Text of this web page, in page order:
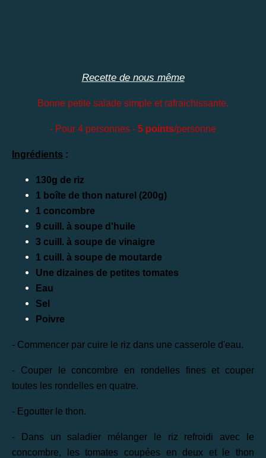
Recette de nous même
Bonne petite salade simple et rafraichissante.
- Pour 4 personnes - 5 points/personne
Ingrédients :
130g de riz
1 boîte de thon naturel (200g)
1 concombre
9 cuill. à soupe d'huile
3 cuill. à soupe de vinaigre
1 cuill. à soupe de moutarde
Une dizaines de petites tomates
Eau
Sel
Poivre
- Commencer par cuire le riz dans une casserole d'eau.
- Couper le concombre en rondelles fines et couper
toutes les rondelles en quatre.
- Egoutter le thon.
- Dans un saladier mélanger le riz refroidi avec le
concombre, les tomates coupées en deux et le thon